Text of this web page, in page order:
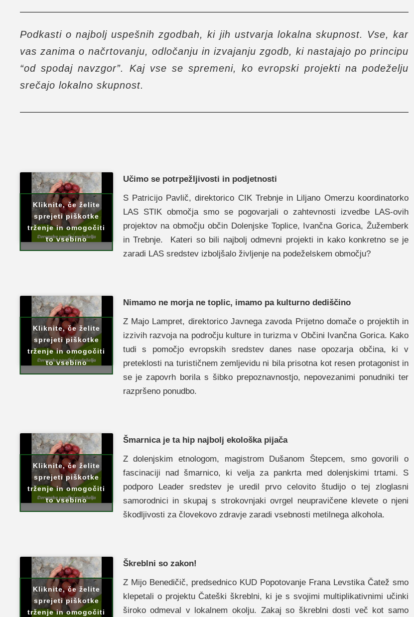
Podkasti o najbolj uspešnih zgodbah, ki jih ustvarja lokalna skupnost. Vse, kar
vas zanima o načrtovanju, odločanju in izvajanju zgodb, ki nastajajo po principu
“od spodaj navzgor”. Kaj vse se spremeni, ko evropski projekti na podeželju
srečajo lokalno skupnost.
Kliknite, če želite
sprejeti piškotke
trženje in omogočiti
to vsebino
Učimo se potrpežljivosti in podjetnosti
S Patricijo Pavlič, direktorico CIK Trebnje in Liljano Omerzu koordinatorko
LAS STIK območja smo se pogovarjali o zahtevnosti izvedbe LAS-ovih
projektov na območju občin Dolenjske Toplice, Ivančna Gorica, Žužemberk
in Trebnje. Kateri so bili najbolj odmevni projekti in kako konkretno se je
zaradi LAS sredstev izboljšalo življenje na podeželskem območju?
Kliknite, če želite
sprejeti piškotke
trženje in omogočiti
to vsebino
Nimamo ne morja ne toplic, imamo pa kulturno dediščino
Z Majo Lampret, direktorico Javnega zavoda Prijetno domače o projektih in
izzivih razvoja na področju kulture in turizma v Občini Ivančna Gorica. Kako
tudi s pomočjo evropskih sredstev danes nase opozarja občina, ki v
preteklosti na turističnem zemljevidu ni bila prisotna kot resen protagonist in
se je zapovrh borila s šibko prepoznavnostjo, nepovezanimi ponudniki ter
razpršeno ponudbo.
Kliknite, če želite
sprejeti piškotke
trženje in omogočiti
to vsebino
Šmarnica je ta hip najbolj ekološka pijača
Z dolenjskim etnologom, magistrom Dušanom Štepcem, smo govorili o
fascinaciji nad šmarnico, ki velja za pankrta med dolenjskimi trtami. S
podporo Leader sredstev je uredil prvo celovito študijo o tej zloglasni
samorodnici in skupaj s strokovnjaki ovrgel neupravičene klevete o njeni
škodljivosti za človekovo zdravje zaradi vsebnosti metilnega alkohola.
Kliknite, če želite
sprejeti piškotke
trženje in omogočiti
Škreblni so zakon!
Z Mijo Benedičič, predsednico KUD Popotovanje Frana Levstika Čatež smo
klepetali o projektu Čateški škreblni, ki je s svojimi multiplikativnimi učinki
široko odmeval v lokalnem okolju. Zakaj so škreblni dosti več kot samo